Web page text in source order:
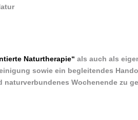
Naturtherapie“ als auch als
sowie ein begleitendes
Wochenende zu